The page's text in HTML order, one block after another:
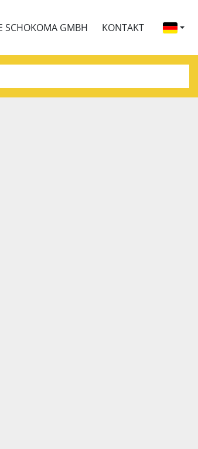
SCHOKOMA GMBH KONTAKT